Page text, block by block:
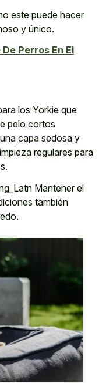
este puede hacer
y único.
Perros En El
los Yorkie que
pelo cortos
capa sedosay
regulares para
Mantener el
también